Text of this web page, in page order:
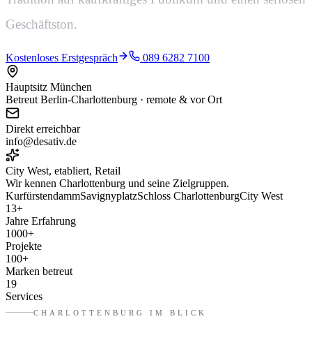
Geschäftston.
Kostenloses Erstgespräch 089 6282 7100
Hauptsitz München
Betreut Berlin-Charlottenburg · remote & vor Ort
Direkt erreichbar
info@desativ.de
City West, etabliert, Retail
Wir kennen Charlottenburg und seine Zielgruppen.
KurfürstendammSavignyplatzSchloss CharlottenburgCity West
13+
Jahre Erfahrung
1000+
Projekte
100+
Marken betreut
19
Services
CHARLOTTENBURG IM BLICK